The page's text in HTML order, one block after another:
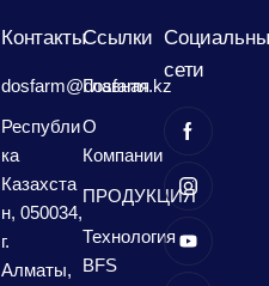
Контакты
dosfarm@dosfarm.kz
Республи
ка
Казахста
н, 050034,
г.
Алматы,
Сcылки
Главная
О
Компании
ПРОДУКЦИЯ
Технология
BFS
сети